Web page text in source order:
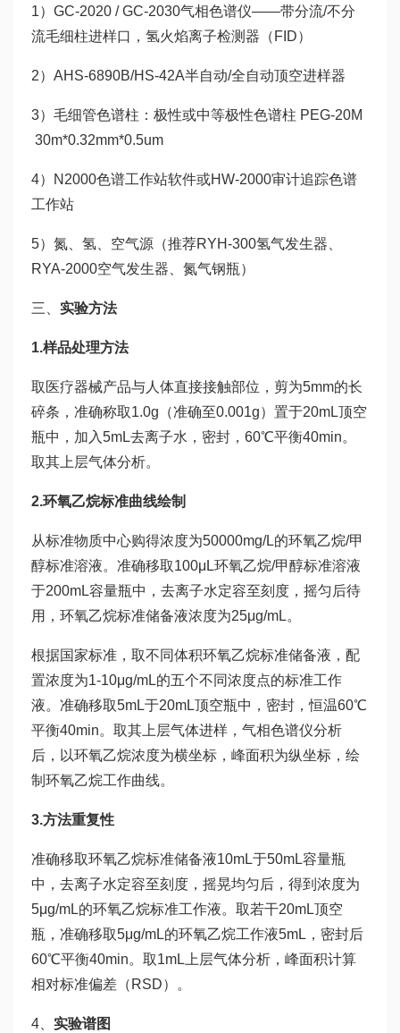
1）GC-2020 / GC-2030气相色谱仪——带分流/不分
流毛细柱进样口，氢火焰离子检测器（FID）
2）AHS-6890B/HS-42A半自动/全自动顶空进样器
3）毛细管色谱柱：极性或中等极性色谱柱 PEG-20M
30m*0.32mm*0.5um
4）N2000色谱工作站软件或HW-2000审计追踪色谱
工作站
5）氮、氢、空气源（推荐RYH-300氢气发生器、
RYA-2000空气发生器、氮气钢瓶）
三、 实验方法
1.样品处理方法
取医疗器械产品与人体直接接触部位，剪为5mm的长
碎条，准确称取1.0g（准确至0.001g）置于20mL顶空
瓶中，加入5mL去离子水，密封，60℃平衡40min。
取其上层气体分析。
2.环氧乙烷标准曲线绘制
从标准物质中心购得浓度为50000mg/L的环氧乙烷/甲
醇标准溶液。准确移取100μL环氧乙烷/甲醇标准溶液
于200mL容量瓶中，去离子水定容至刻度，摇匀后待
用，环氧乙烷标准储备液浓度为25μg/mL。
根据国家标准，取不同体积环氧乙烷标准储备液，配
置浓度为1-10μg/mL的五个不同浓度点的标准工作
液。准确移取5mL于20mL顶空瓶中，密封，恒温60℃
平衡40min。取其上层气体进样，气相色谱仪分析
后，以环氧乙烷浓度为横坐标，峰面积为纵坐标，绘
制环氧乙烷工作曲线。
3.方法重复性
准确移取环氧乙烷标准储备液10mL于50mL容量瓶
中，去离子水定容至刻度，摇晃均匀后，得到浓度为
5μg/mL的环氧乙烷标准工作液。取若干20mL顶空
瓶，准确移取5μg/mL的环氧乙烷工作液5mL，密封后
60℃平衡40min。取1mL上层气体分析，峰面积计算
相对标准偏差（RSD）。
4、 实验谱图